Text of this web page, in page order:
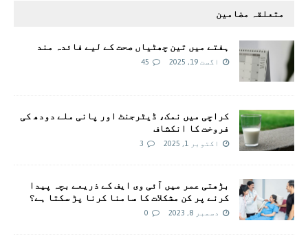
متعلقہ مضامین
ہفتے میں تین چھٹیاں صحت کے لیے فائدہ مند
اگست 19, 2025 45
کراچی میں نمک، ڈیٹرجنٹ اور پانی ملے دودھ کی
فروخت کا انکشاف
اکتوبر 1, 2025 3
بڑھتی عمر میں آئی وی ایف کے ذریعے بچہ پیدا
کرنے پر کن مشکلات کا سامنا کرنا پڑ سکتا ہے؟
دسمبر 8, 2023 0